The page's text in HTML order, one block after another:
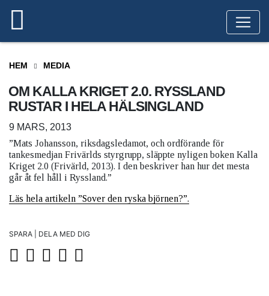
HEM MEDIA
OM KALLA KRIGET 2.0. RYSSLAND
RUSTAR I HELA HÄLSINGLAND
9 MARS, 2013
”Mats Johansson, riksdagsledamot, och ordförande för
tankesmedjan Frivärlds styrgrupp, släppte nyligen boken Kalla
Kriget 2.0 (Frivärld, 2013). I den beskriver han hur det mesta
går åt fel håll i Ryssland.”
Läs hela artikeln ”Sover den ryska björnen?”.
SPARA | DELA MED DIG